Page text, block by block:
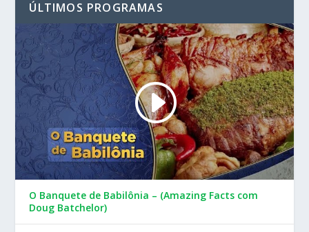
ÚLTIMOS PROGRAMAS
O Banquete de Babilônia – (Amazing Facts com
Doug Batchelor)